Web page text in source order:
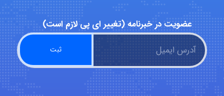
Sara
ZAK
عضویت در خبرنامه (تغییر ای پی لازم است)